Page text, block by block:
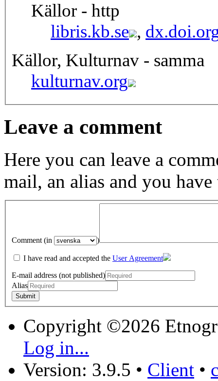
Källor - http
libris.kb.se ,
Källor, Kulturnav - samma
kulturnav.org
Leave a comment
Here you can leave a
mail, an alias and you have
Comment (in )
I have read and accepted the User Agreement
E-mail address (not published)
Alias
Copyright ©2026
Log in...
Version: 3.9.5 • Client •